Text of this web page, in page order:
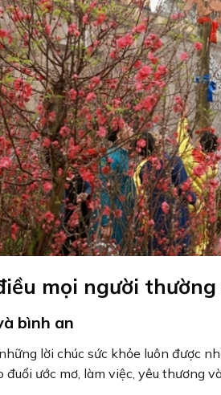
mọi người
bình an
lời chúc sức khỏe luôn được
đuổi ước mơ, làm việc, yêu thương